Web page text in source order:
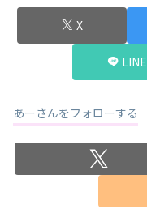
X
LINE
あーさんをフォローする